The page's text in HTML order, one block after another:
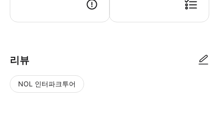
리뷰
NOL 인터파크투어